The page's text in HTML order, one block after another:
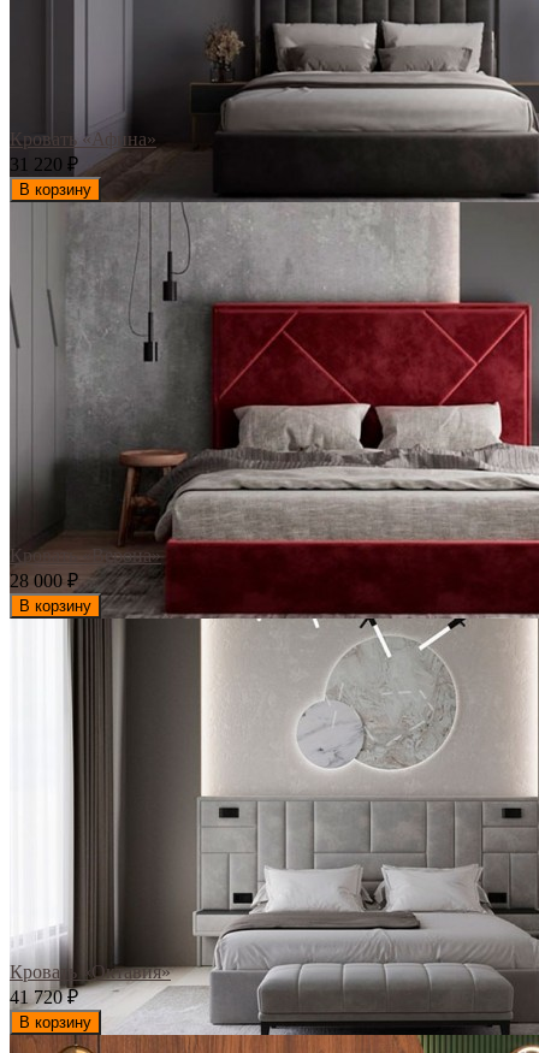
Кровать «Афина»
31 220 ₽
В корзину
Кровать «Верона»
28 000 ₽
В корзину
Кровать «Октавия»
41 720₽
В корзину